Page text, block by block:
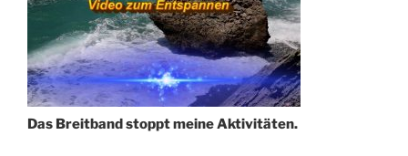
Das Breitband stoppt meine Aktivitäten.